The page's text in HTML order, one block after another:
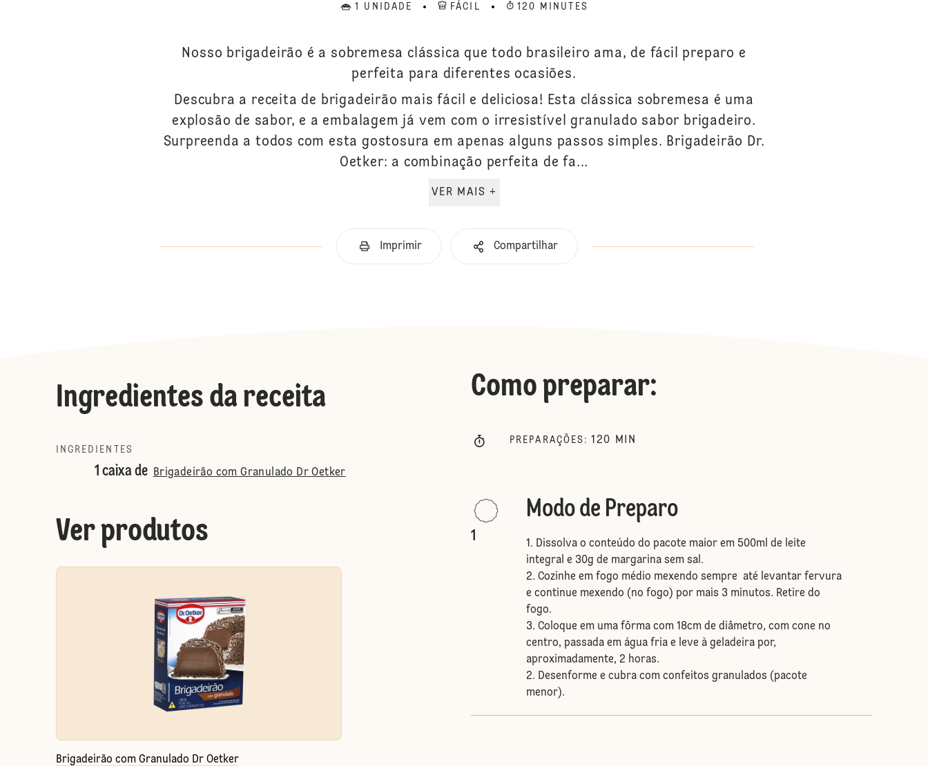
1 UNIDADE FÁCIL 120 MINUTES
Nosso brigadeirão é a sobremesa clássica que todo brasileiro ama, de fácil preparo e
perfeita para diferentes ocasiões.
Descubra a receita de brigadeirão mais fácil e deliciosa! Esta clássica sobremesa é uma
explosão de sabor, e a embalagem já vem com o irresistível granulado sabor brigadeiro.
Surpreenda a todos com esta gostosura em apenas alguns passos simples. Brigadeirão Dr.
Oetker: a combinação perfeita de fa...
VER MAIS +
Imprimir Compartilhar
Ingredientes da receita
INGREDIENTES
1 caixa de Brigadeirão com Granulado Dr Oetker
Ver produtos
Brigadeirão com Granulado Dr Oetker
Como preparar:
PREPARAÇÕES : 120 MIN
1
Modo de Preparo
1. Dissolva o conteúdo do pacote maior em 500ml de leite
integral e 30g de margarina sem sal.
2. Cozinhe em fogo médio mexendo sempre até levantar fervura
e continue mexendo (no fogo) por mais 3 minutos. Retire do
fogo.
3. Coloque em uma fôrma com 18cm de diâmetro, com cone no
centro, passada em água fria e leve à geladeira por,
aproximadamente, 2 horas.
2. Desenforme e cubra com confeitos granulados (pacote
menor).